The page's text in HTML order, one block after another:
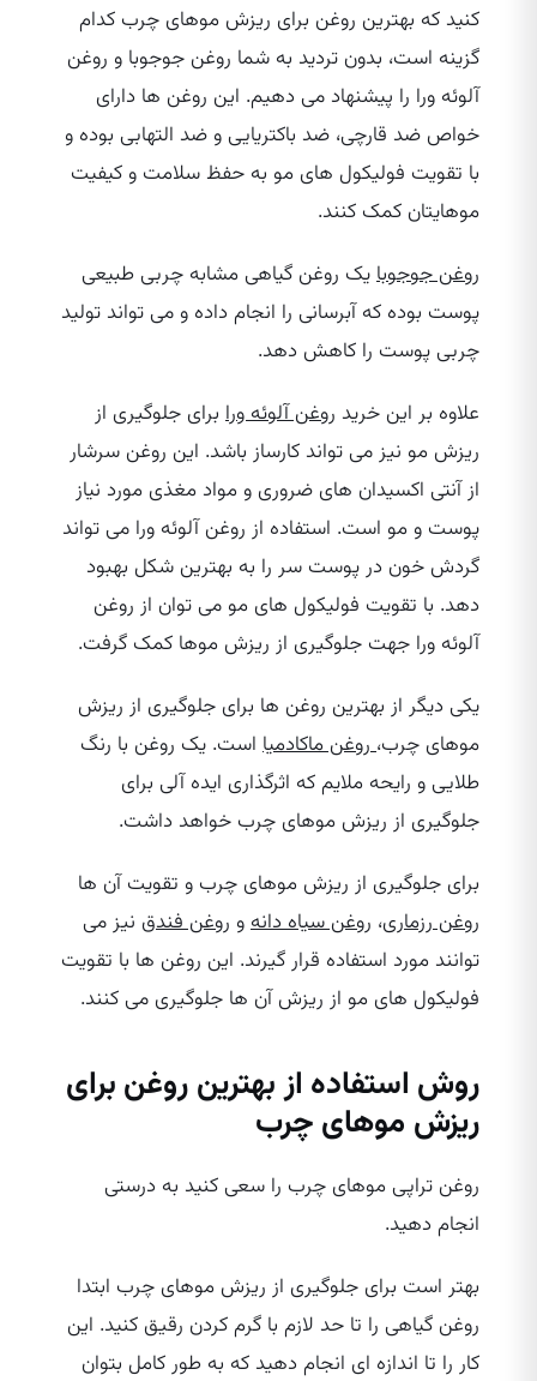
کنید که بهترین روغن برای ریزش موهای چرب کدام
گزینه است، بدون تردید به شما روغن جوجوبا و روغن
آلوئه ورا را پیشنهاد می‌ دهیم. این روغن‌ ها دارای
خواص ضد قارچی، ضد باکتریایی و ضد التهابی بوده و
با تقویت فولیکول‌ های مو به حفظ سلامت و کیفیت
موهایتان کمک کنند.
روغن جوجوبایک روغن گیاهی مشابه چربی طبیعی
پوست بوده که آبرسانی را انجام داده و می‌ تواند تولید
چربی پوست را کاهش دهد.
علاوه بر این خرید روغن آلوئه ورا برای جلوگیری از
ریزش مو نیز می‌ تواند کارساز باشد. این روغن سرشار
از آنتی اکسیدان‌ های ضروری و مواد مغذی مورد نیاز
پوست و مو است. استفاده از روغن آلوئه ورا می‌ تواند
گردش خون در پوست سر را به بهترین شکل بهبود
دهد. با تقویت فولیکول‌ های مو می‌ توان از روغن
آلوئه ورا جهت جلوگیری از ریزش موها کمک گرفت.
یکی دیگر از بهترین روغن‌ ها برای جلوگیری از ریزش
موهای چرب،روغن ماکادمیا است. یک روغن با رنگ
طلایی و رایحه ملایم که اثرگذاری ایده‌ آلی برای
جلوگیری از ریزش موهای چرب خواهد داشت.
برای جلوگیری از ریزش موهای چرب و تقویت آن ها
روغن رزماری، روغن سیاه دانهو روغن فندق نیز می‌
توانند مورد استفاده قرار گیرند. این روغن‌ ها با تقویت
فولیکول‌ های مو از ریزش آن ها جلوگیری می‌ کنند.
روش استفاده از بهترین روغن برای
ریزش موهای چرب
روغن تراپی موهای چرب را سعی کنید به درستی
انجام دهید.
بهتر است برای جلوگیری از ریزش موهای چرب ابتدا
روغن گیاهی را تا حد لازم با گرم کردن رقیق کنید. این
کار را تا اندازه‌ ای انجام دهید که به طور کامل بتوان